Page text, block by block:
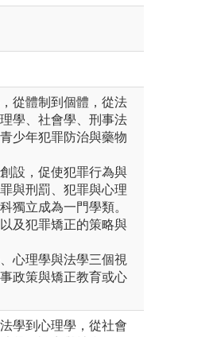
從體制到個體，從法
學、社會學、刑事法
少年犯罪防治與藥物
設，促使犯罪行為與
與刑罰、犯罪與心理
獨立成為一門學類。
及犯罪矯正的策略與
心理學與法學三個視
政策與矯正教育或心
學到心理學，從社會